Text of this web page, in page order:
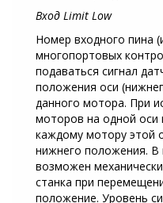
Вход Limit Low
Номер входного пина
многопортовых
подаваться сигнал
положения оси
данного мотора. При
моторов на одной оси
каждому мотору этой
нижнего положения. В
возможен
станка при
положение. Уровень